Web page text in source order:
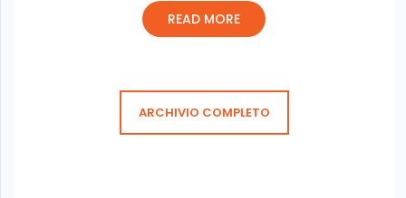
READ MORE
ARCHIVIO COMPLETO